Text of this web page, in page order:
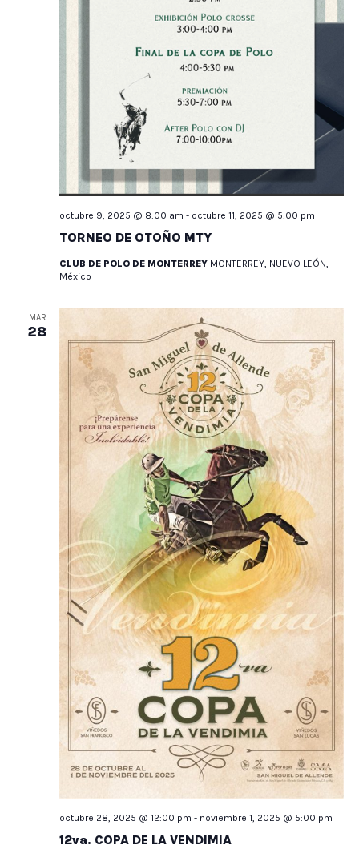
TORNEO DE OTOÑO MTY
octubre 9, 2025 @ 8:00 am - octubre 11, 2025 @ 5:00 pm
CLUB DE POLO DE MONTERREY MONTERREY, NUEVO LEÓN,
México
MAR
28
12va. COPA DE LA VENDIMIA
octubre 28, 2025 @ 12:00 pm - noviembre 1, 2025 @ 5:00 pm